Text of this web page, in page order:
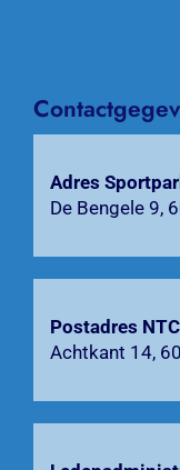
Bardienst
Zoeken
naar:
Adres
De Bengele 9,
Postadres NTC
Achtkant 14,